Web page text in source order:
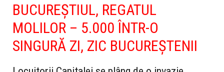
BUCUREȘTIUL, REGATUL
MOLILOR – 5.000 ÎNTR-O
SINGURĂ ZI, ZIC BUCUREȘTENII